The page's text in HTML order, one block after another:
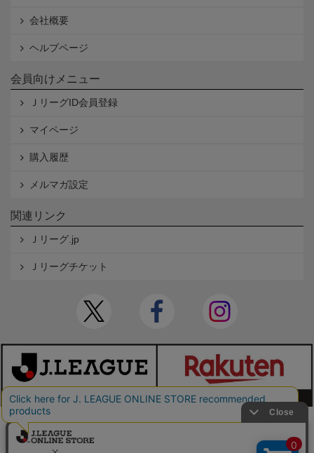
会社概要
ヘルプページ
会員向けメニュー
ＪリーグID会員登録
マイページ
購入履歴
メルマガ設定
関連リンク
Ｊリーグ.jp
Ｊリーグチケット
本サイトで使用している文章・画像等の無断での複製・転載を禁止します。
© JAPAN PROFESSIONAL FOOTBALL LEAGUE Rakuten Group, Inc. ALL RIGHTS RE